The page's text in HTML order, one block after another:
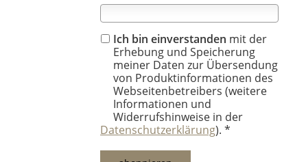
Ich bin einverstanden mit der
Erhebung und Speicherung
meiner Daten zur Übersendung
von Produktinformationen des
Webseitenbetreibers (weitere
Informationen und
Widerrufshinweise in der
Datenschutzerklärung). *